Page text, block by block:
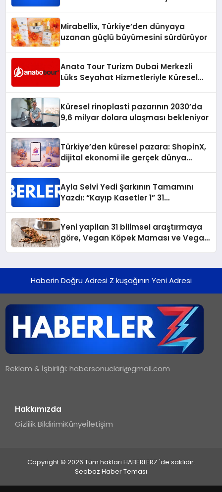
Mirabellix, Türkiye’den dünyaya
uzanan güçlü büyümesini sürdürüyor
Anato Tour Turizm Dubai Merkezli
Lüks Seyahat Hizmetleriyle Küresel
Küresel rinoplasti pazarının 2030’da
9,6 milyar dolara ulaşması bekleniyor
Türkiye’den küresel pazara: ShopinX,
dijital ekonomi ile gerçek dünya
Ayla Selvi Yedi Şarkının Tamamını
Yazdı: “Kayıp Kasetler 1” 31
Yeni yapilan 31 bilimsel araştırmaya
göre, Vegan Köpek Maması ve Vegan
Haberin Doğru Adresi Z kuşağının Yeni Adresi
Reklam & İşbirliği:habersonuclari@gmail.com
Hakkımızda
Gizlilik BildirimiKünyeİletişim
Copyright © 2026 Tüm hakları HABERLERZ 'de saklıdır.
Seobaz Haber Teması